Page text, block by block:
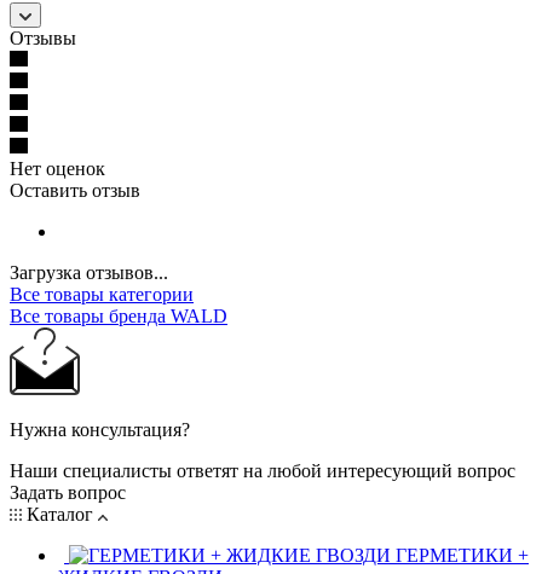
Отзывы
Нет оценок
Оставить отзыв
Загрузка отзывов...
Все товары категории
Все товары бренда WALD
Нужна консультация?
Наши специалисты ответят на любой интересующий вопрос
Задать вопрос
Каталог
ГЕРМЕТИКИ +